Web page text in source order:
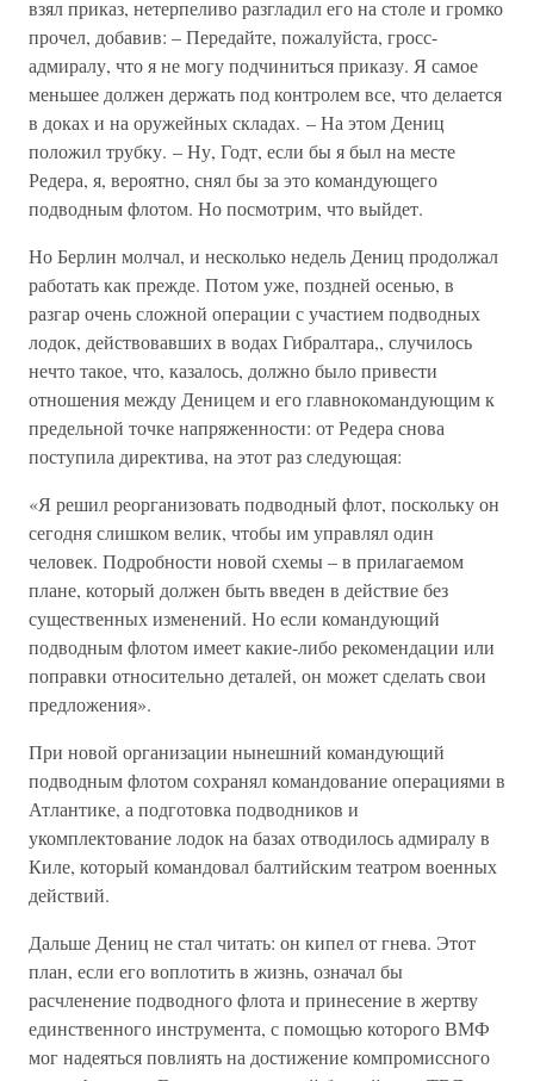
взял приказ, нетерпеливо разгладил его на столе и громко
прочел, добавив: – Передайте, пожалуйста, гросс-
адмиралу, что я не могу подчиниться приказу. Я самое
меньшее должен держать под контролем все, что делается
в доках и на оружейных складах. – На этом Дениц
положил трубку. – Ну, Годт, если бы я был на месте
Редера, я, вероятно, снял бы за это командующего
подводным флотом. Но посмотрим, что выйдет.
Но Берлин молчал, и несколько недель Дениц продолжал
работать как прежде. Потом уже, поздней осенью, в
разгар очень сложной операции с участием подводных
лодок, действовавших в водах Гибралтара,, случилось
нечто такое, что, казалось, должно было привести
отношения между Деницем и его главнокомандующим к
предельной точке напряженности: от Редера снова
поступила директива, на этот раз следующая:
«Я решил реорганизовать подводный флот, поскольку он
сегодня слишком велик, чтобы им управлял один
человек. Подробности новой схемы – в прилагаемом
плане, который должен быть введен в действие без
существенных изменений. Но если командующий
подводным флотом имеет какие-либо рекомендации или
поправки относительно деталей, он может сделать свои
предложения».
При новой организации нынешний командующий
подводным флотом сохранял командование операциями в
Атлантике, а подготовка подводников и
укомплектование лодок на базах отводилось адмиралу в
Киле, который командовал балтийским театром военных
действий.
Дальше Дениц не стал читать: он кипел от гнева. Этот
план, если его воплотить в жизнь, означал бы
расчленение подводного флота и принесение в жертву
единственного инструмента, с помощью которого ВМФ
мог надеяться повлиять на достижение компромиссного